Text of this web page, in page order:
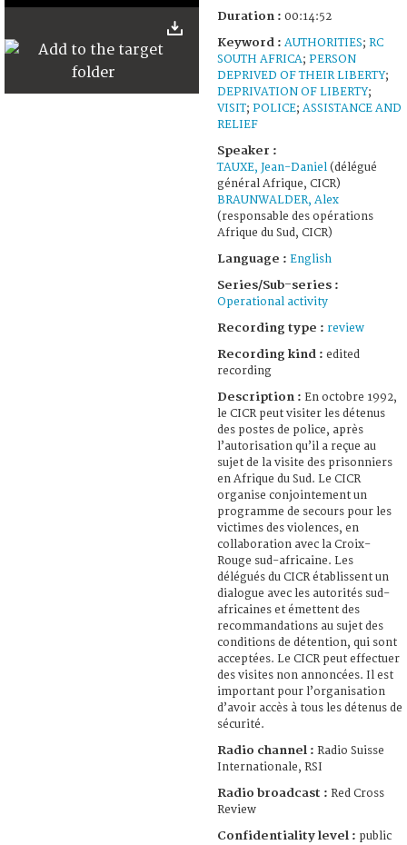
52
Duration : 00:14:52
Keyword : AUTHORITIES; RC
SOUTH AFRICA; PERSON
DEPRIVED OF THEIR LIBERTY;
DEPRIVATION OF LIBERTY;
VISIT; POLICE; ASSISTANCE AND
RELIEF
Speaker :
TAUXE, Jean-Daniel (délégué
général Afrique, CICR)
BRAUNWALDER, Alex
(responsable des opérations
Afrique du Sud, CICR)
Language : English
Series/Sub-series :
Operational activity
Recording type : review
Recording kind : edited
recording
Description : En octobre 1992,
le CICR peut visiter les détenus
des postes de police, après
l’autorisation qu’il a reçue au
sujet de la visite des prisonniers
en Afrique du Sud. Le CICR
organise conjointement un
programme de secours pour les
victimes des violences, en
collaboration avec la Croix-
Rouge sud-africaine. Les
délégués du CICR établissent un
dialogue avec les autorités sud-
africaines et émettent des
recommandations au sujet des
conditions de détention, qui sont
acceptées. Le CICR peut effectuer
des visites non annoncées. Il est
important pour l’organisation
d’avoir accès à tous les détenus de
sécurité.
Radio channel : Radio Suisse
Internationale, RSI
Radio broadcast : Red Cross
Review
Confidentiality level : public